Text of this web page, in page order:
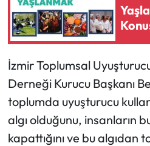
İzmir Toplumsal
Derneği Kurucu Başkanı
toplumda uyuşturucu
algı olduğunu, insanların
kapattığını ve bu